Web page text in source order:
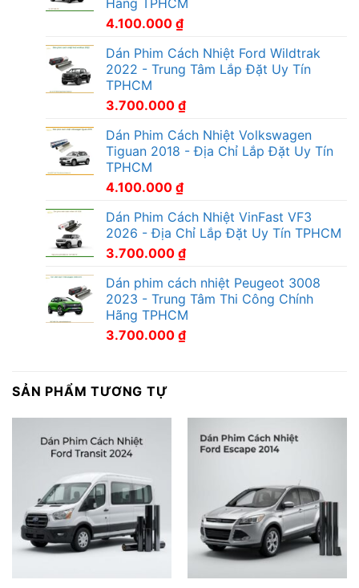
Hãng TPHCM
4.100.000 ₫
Dán Phim Cách Nhiệt Ford Wildtrak
2022 - Trung Tâm Lắp Đặt Uy Tín
TPHCM
3.700.000 ₫
Dán Phim Cách Nhiệt Volkswagen
Tiguan 2018 - Địa Chỉ Lắp Đặt Uy Tín
TPHCM
4.100.000 ₫
Dán Phim Cách Nhiệt VinFast VF3
2026 - Địa Chỉ Lắp Đặt Uy Tín TPHCM
3.700.000 ₫
Dán phim cách nhiệt Peugeot 3008
2023 - Trung Tâm Thi Công Chính
Hãng TPHCM
3.700.000 ₫
SẢN PHẨM TƯƠNG TỰ